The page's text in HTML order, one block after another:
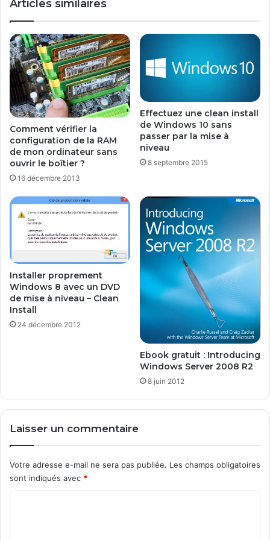
r
n
a
t
e
u
r
D
E
L
L
e
o
n
t
a
c
t
s
G
m
a
i
l
v
u
t
l
o
o
k
Articles similaires
Comment vérifier la
configuration de la RAM
de mon ordinateur sans
ouvrir le boîtier ?
16 décembre 2013
Effectuez une clean install
de Windows 10 sans
passer par la mise à
niveau
8 septembre 2015
Installer proprement
Windows 8 avec un DVD
de mise à niveau – Clean
Install
24 décembre 2012
Ebook gratuit : Introducing
Windows Server 2008 R2
8 juin 2012
Laisser un commentaire
Votre adresse e-mail ne sera pas publiée. Les champs obligatoires
sont indiqués avec *